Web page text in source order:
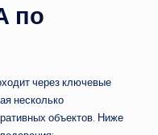
по
через ключевые
несколько
объектов. Ниже